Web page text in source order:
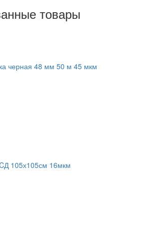
товары
черная 48 мм 50 м 45 мкм
105х105см 16мкм